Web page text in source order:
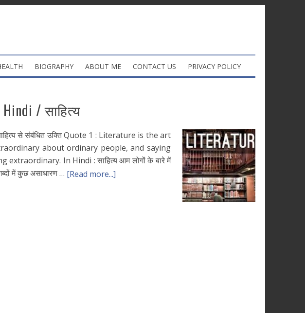
BIOGRAPHY ABOUT ME CONTACT US PRIVACY POLICY
/ साहित्य
से संबंधित उक्ति Quote 1 : Literature is the art
about ordinary people, and saying
In Hindi : साहित्य आम लोगों के बारे में
में कुछ असाधारण … [Read more...]